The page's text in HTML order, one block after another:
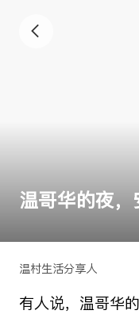
温哥华的夜
温村生活分享人
有人说，温哥华